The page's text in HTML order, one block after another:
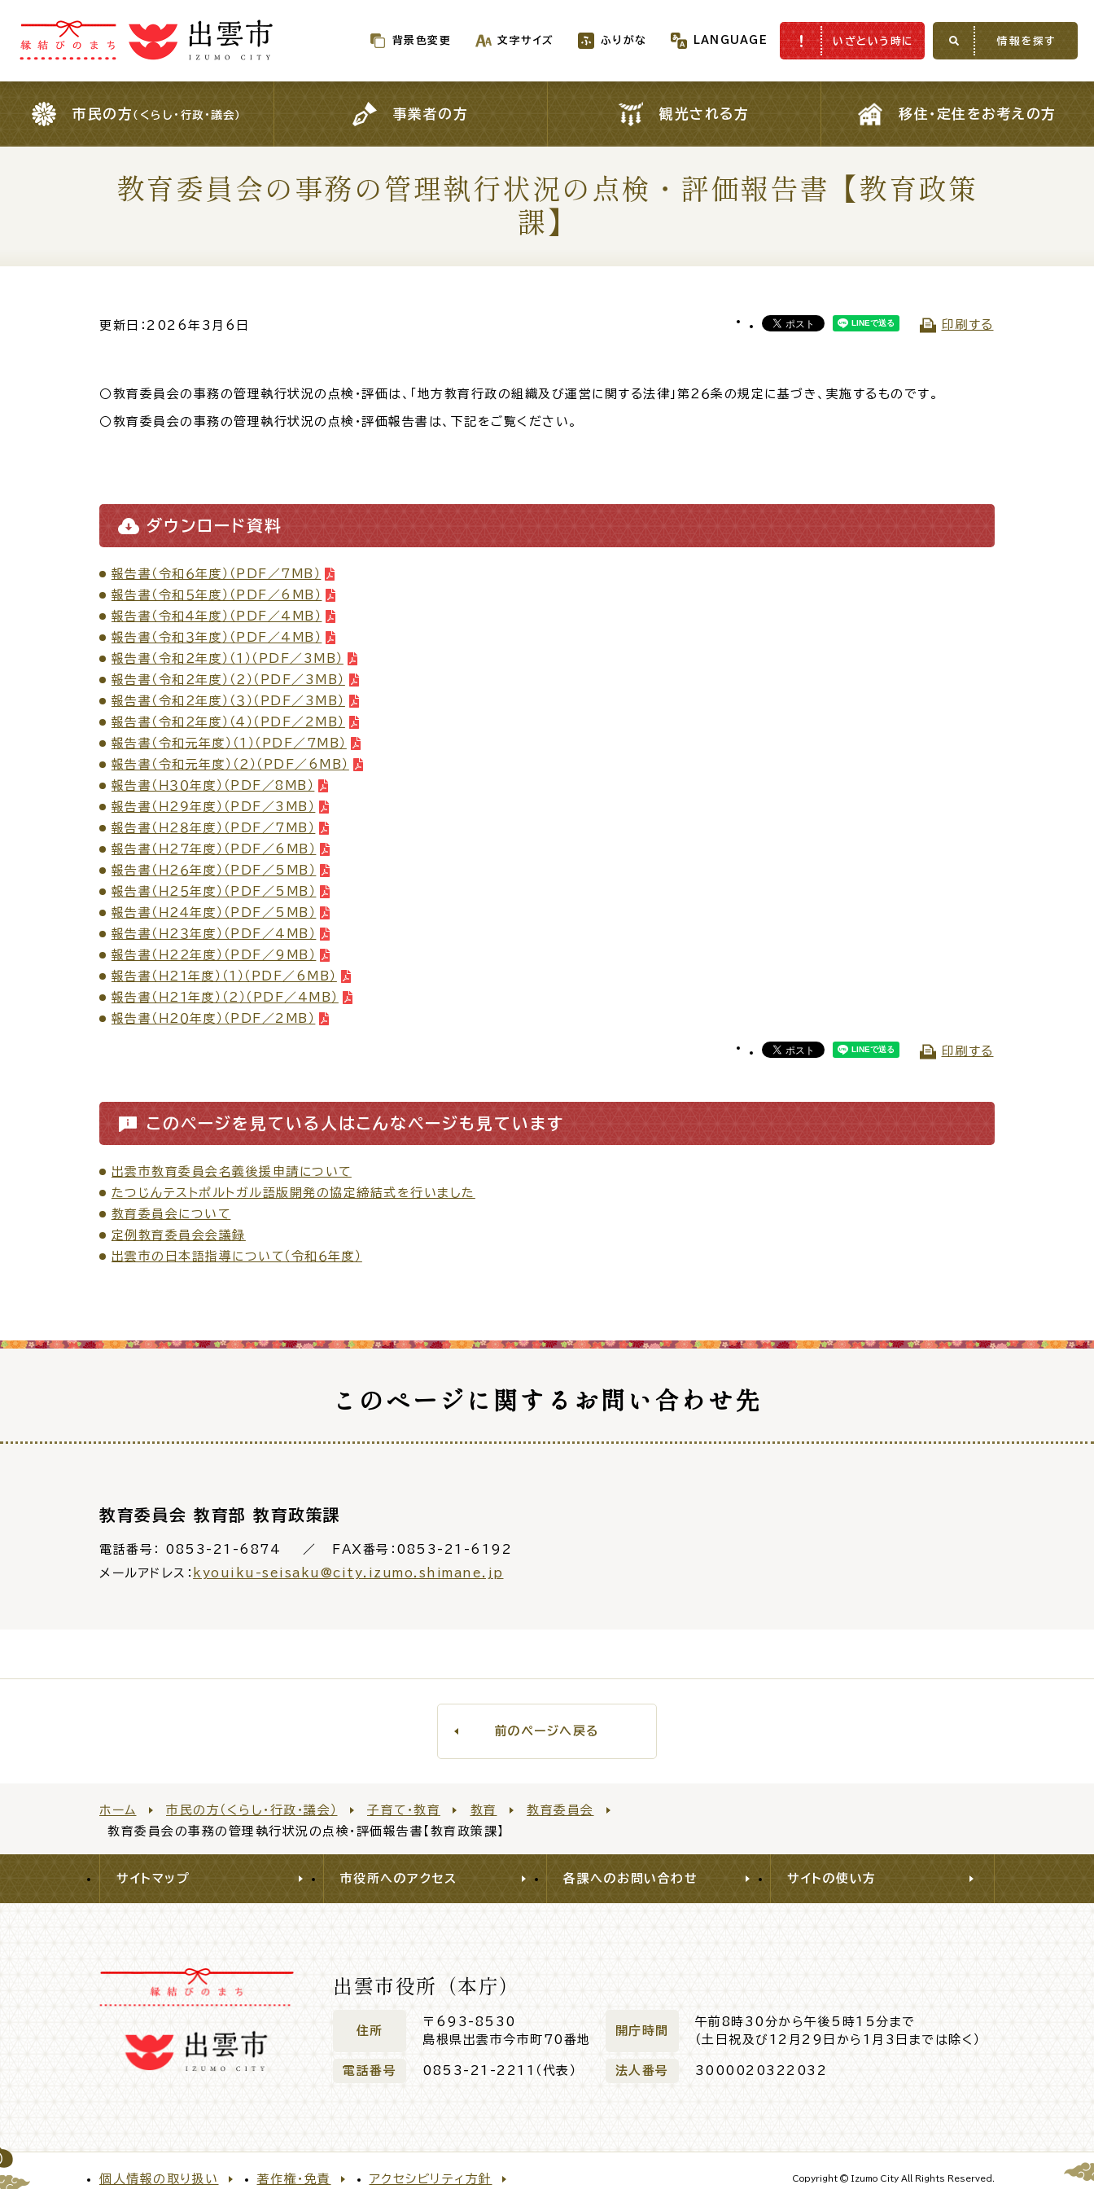
背景色変更 文字サイズ ふりがな LANGUAGE いざという時に 情報を探す
背景色変更 文字サイズ ふりがな LANGUAGE いざという時に 情報を探す
For Foreigners
外国人の方へ 新着情報一覧 ふるさと納税
場面から探す
妊娠・出産 子育て
目的から探す
届出・手続・申請
各種相談窓口
くらしの便利情報 子育て便利帳
出雲市総合振興計画
市役所へのアクセス
市民の方 （くらし・行政・議会） 事業者の方 観光される方 移住・定住をお考えの方
教育委員会の事務の管理執行状況の点検・評価報告書【教育政策
課】
更新日：2026年3月6日 印刷する
○教育委員会の事務の管理執行状況の点検・評価は、「地方教育行政の組織及び運営に関する法律」第２６条の規定に基づき、実施するものです。
○教育委員会の事務の管理執行状況の点検・評価報告書は、下記をご覧ください。
ダウンロード資料
報告書（令和６年度）（PDF／7MB）
報告書（令和５年度）（PDF／6MB）
報告書（令和４年度）（PDF／4MB）
報告書（令和３年度）（PDF／4MB）
報告書（令和２年度）（１）（PDF／3MB）
報告書（令和２年度）（２）（PDF／3MB）
報告書（令和２年度）（３）（PDF／3MB）
報告書（令和２年度）（４）（PDF／2MB）
報告書（令和元年度）（１）（PDF／7MB）
報告書（令和元年度）（２）（PDF／6MB）
報告書（Ｈ３０年度）（PDF／8MB）
報告書（Ｈ２９年度）（PDF／3MB）
報告書（Ｈ２８年度）（PDF／7MB）
報告書（Ｈ２７年度）（PDF／6MB）
報告書（Ｈ２６年度）（PDF／5MB）
報告書（Ｈ２５年度）（PDF／5MB）
報告書（Ｈ２４年度）（PDF／5MB）
報告書（Ｈ２３年度）（PDF／4MB）
報告書（Ｈ２２年度）（PDF／9MB）
報告書（Ｈ２１年度）（１）（PDF／6MB）
報告書（Ｈ２１年度）（２）（PDF／4MB）
報告書（Ｈ２０年度）（PDF／2MB）
印刷する
このページを見ている人はこんなページも見ています
出雲市教育委員会名義後援申請について
たつじんテストポルトガル語版開発の協定締結式を行いました
教育委員会について
定例教育委員会会議録
出雲市の日本語指導について（令和６年度）
このページに関する お問い合わせ先
教育委員会 教育部 教育政策課
電話番号： 0853-21-6874
FAX番号：0853-21-6192
メールアドレス： kyouiku-seisaku@city.izumo.shimane.jp
前のページへ戻る
ホーム 市民の方（くらし・行政・議会） 子育て・教育 教育
教育委員会
教育委員会の事務の管理執行状況の点検・評価報告書【教育政策課】
サイトマップ 市役所へのアクセス 各課へのお問い合わせ サイトの使い方
出雲市役所（本庁）
住所
〒693-8530
島根県出雲市今市町70番地
開庁時間
午前8時30分から午後5時15分まで
（土日祝及び12月29日から1月3日までは除く）
電話番号 0853-21-2211（代表） 法人番号 3000020322032
個人情報の取り扱い 著作権・免責 アクセシビリティ方針 Copyright © Izumo City All Rights Reserved.